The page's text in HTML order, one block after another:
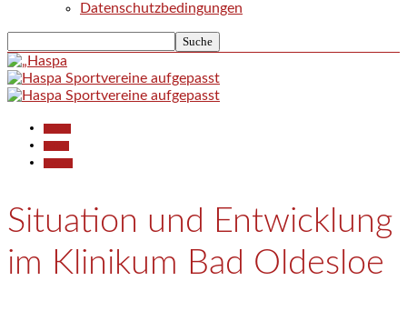
Datenschutzbedingungen
Situation und Entwicklung
im Klinikum Bad Oldesloe